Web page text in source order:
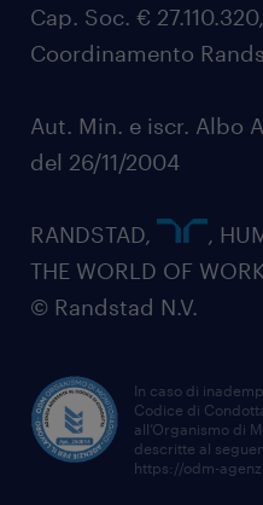
Cap. Soc. €
Coordinamento
Aut. Min. e iscr. Albo
del 26/11/2004
RANDSTAD,
,
THE WORLD OF
© Randstad N.V.
In caso di
Codice di
all’Organismo di
descritte al
https://odm-